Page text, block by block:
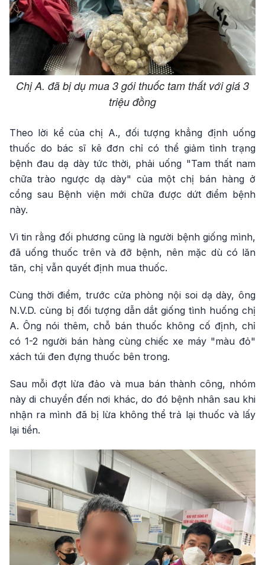
Chị A. đã bị dụ mua 3 gói thuốc tam thất với giá 3
triệu đồng
Theo lời kể của chị A., đối tượng khẳng định uống
thuốc do bác sĩ kê đơn chỉ có thể giảm tình trạng
bệnh đau dạ dày tức thời, phải uống "Tam thất nam
chữa trào ngược dạ dày" của một chị bán hàng ở
cổng sau Bệnh viện mới chữa được dứt điểm bệnh
này.
Vì tin rằng đối phương cũng là người bệnh giống mình,
đã uống thuốc trên và đỡ bệnh, nên mặc dù có lăn
tăn, chị vẫn quyết định mua thuốc.
Cùng thời điểm, trước cửa phòng nội soi dạ dày, ông
N.V.D. cùng bị đối tượng dẫn dắt giống tình huống chị
A. Ông nói thêm, chỗ bán thuốc không cố định, chỉ
có 1-2 người bán hàng cùng chiếc xe máy "màu đỏ"
xách túi đen đựng thuốc bên trong.
Sau mỗi đợt lừa đảo và mua bán thành công, nhóm
này di chuyển đến nơi khác, do đó bệnh nhân sau khi
nhận ra mình đã bị lừa không thể trả lại thuốc và lấy
lại tiền.